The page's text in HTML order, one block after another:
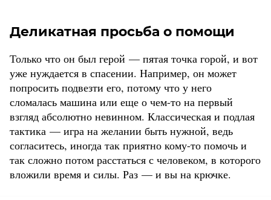
Деликатная просьба о помощи
Только что он был герой — пятая точка горой, и вот
уже нуждается в спасении. Например, он может
попросить подвезти его, потому что у него
сломалась машина или еще о чем-то на первый
взгляд абсолютно невинном. Классическая и подлая
тактика — игра на желании быть нужной, ведь
согласитесь, иногда так приятно кому-то помочь и
так сложно потом расстаться с человеком, в которого
вложили время и силы. Раз — и вы на крючке.